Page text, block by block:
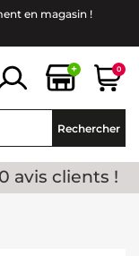
en magasin !
+ 0
Rechercher
avis clients !